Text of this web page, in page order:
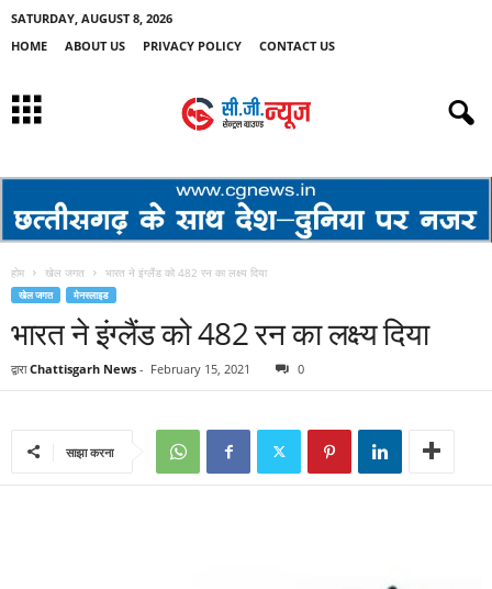
SATURDAY, AUGUST 8, 2026
HOME
ABOUT US PRIVACY POLICY CONTACT US
होम खेल जगत भारत ने इंग्लैंड को 482 रन का लक्ष्य दिया
खेल जगत मेनस्लाइड
भारत ने इंग्लैंड को 482 रन का लक्ष्य दिया
द्वारा Chattisgarh News - February 15, 2021 0
साझा करना